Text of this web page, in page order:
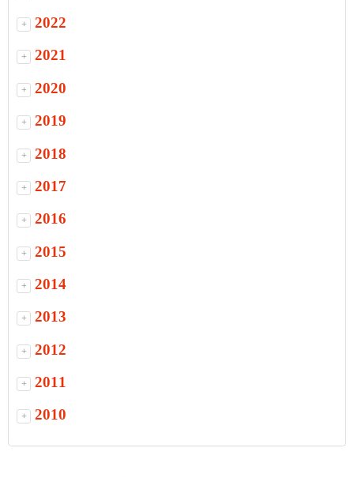
+ 2022
+ 2021
+ 2020
+ 2019
+ 2018
+ 2017
+ 2016
+ 2015
+ 2014
+ 2013
+ 2012
+ 2011
+ 2010